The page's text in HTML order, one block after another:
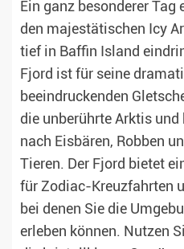
Ein ganz besonderer Tag
den majestätischen Icy
tief in Baffin Island
Fjord ist für seine
beeindruckenden
die unberührte Arktis
nach Eisbären, Robben
Tieren. Der Fjord bietet
für Zodiac-Kreuzfahrten
bei denen Sie die
erleben können. Nutzen